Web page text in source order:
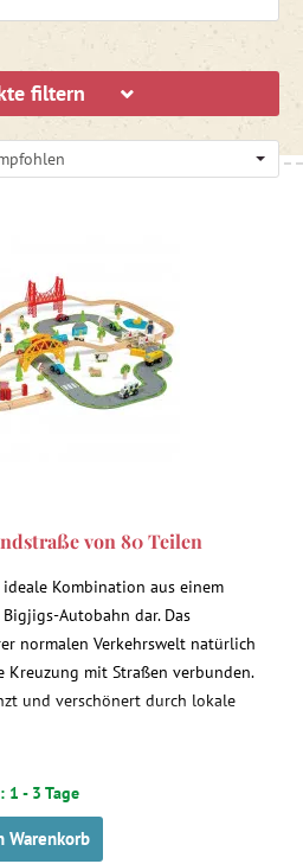
filtern
von 80 Teilen
Kombination aus einem
Autobahn dar. Das
normalen Verkehrswelt natürlich
Kreuzung mit Straßen verbunden.
und verschönert durch lokale
1 - 3 Tage
Warenkorb